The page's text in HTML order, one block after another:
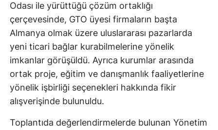
Odası ile yürüttüğü çözüm ortaklığı
çerçevesinde, GTO üyesi firmaların başta
Almanya olmak üzere uluslararası pazarlarda
yeni ticari bağlar kurabilmelerine yönelik
imkanlar görüşüldü. Ayrıca kurumlar arasında
ortak proje, eğitim ve danışmanlık faaliyetlerine
yönelik işbirliği seçenekleri hakkında fikir
alışverişinde bulunuldu.
Toplantıda değerlendirmelerde bulunan Yönetim